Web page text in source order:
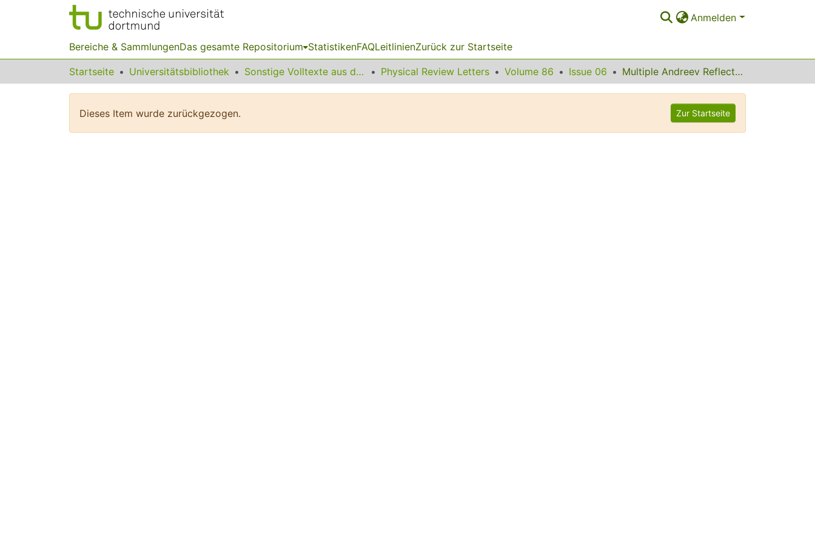
Anmelden
Bereiche & SammlungenDas gesamte Repositorium StatistikenFAQLeitlinienZurück zur Startseite
Startseite Universitätsbibliothek Sonstige Volltexte aus dem Bibliotheksangebot Physical Review Letters Volume 86 Issue 06 Multiple Andreev Reflections Revealed by the Energy Distribution of Quasiparticles
Dieses Item wurde zurückgezogen. Zur Startseite